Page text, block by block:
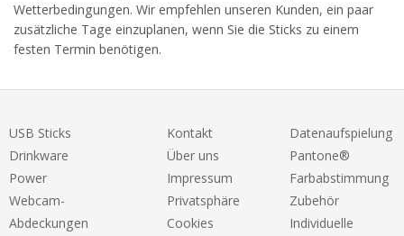
Wetterbedingungen. Wir empfehlen unseren Kunden, ein paar
zusätzliche Tage einzuplanen, wenn Sie die Sticks zu einem
festen Termin benötigen.
USB Sticks
Drinkware
Power
Webcam-
Abdeckungen
Kontakt
Über uns
Impressum
Privatsphäre
Cookies
Datenaufspielung
Pantone®
Farbabstimmung
Zubehör
Individuelle